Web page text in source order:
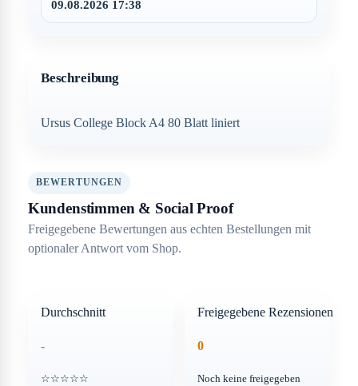
09.08.2026 17:38
Beschreibung
Ursus College Block A4 80 Blatt liniert
BEWERTUNGEN
Kundenstimmen & Social Proof
Freigegebene Bewertungen aus echten Bestellungen mit
optionaler Antwort vom Shop.
Durchschnitt
-
☆☆☆☆☆
Freigegebene Rezensionen
0
Noch keine freigegeben